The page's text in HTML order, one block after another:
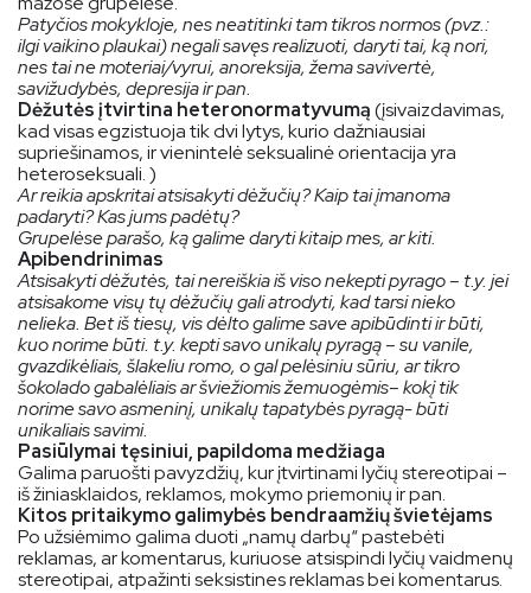
Patyčios mokykloje, nes neatitinki tam tikros normos (pvz.:
ilgi vaikino plaukai) negali savęs realizuoti, daryti tai, ką nori,
nes tai ne moteriai/vyrui, anoreksija, žema savivertė,
savižudybės, depresija ir pan.
Dėžutės įtvirtina heteronormatyvumą(įsivaizdavimas,
kad visas egzistuoja tik dvi lytys, kurio dažniausiai
supriešinamos, ir vienintelė seksualinė orientacija yra
heteroseksuali. )
Ar reikia apskritai atsisakyti dėžučių? Kaip tai įmanoma
padaryti? Kas jums padėtų?
Grupelėse parašo, ką galime daryti kitaip mes, ar kiti.
Apibendrinimas
Atsisakyti dėžutės, tai nereiškia iš viso nekepti pyrago – t.y. jei
atsisakome visų tų dėžučių gali atrodyti, kad tarsi nieko
nelieka. Bet iš tiesų, vis dėlto galime save apibūdinti ir būti,
kuo norime būti. t.y. kepti savo unikalų pyragą – su vanile,
gvazdikėliais, šlakeliu romo, o gal pelėsiniu sūriu, ar tikro
šokolado gabalėliais ar šviežiomis žemuogėmis– kokį tik
norime savo asmeninį, unikalų tapatybės pyragą- būti
unikaliais savimi.
Pasiūlymai tęsiniui, papildoma medžiaga
Galima paruošti pavyzdžių, kur įtvirtinami lyčių stereotipai –
iš žiniasklaidos, reklamos, mokymo priemonių ir pan.
Kitos pritaikymo galimybės bendraamžių švietėjams
Po užsiėmimo galima duoti „namų darbų“ pastebėti
reklamas, ar komentarus, kuriuose atsispindi lyčių vaidmenų
stereotipai, atpažinti seksistines reklamas bei komentarus.